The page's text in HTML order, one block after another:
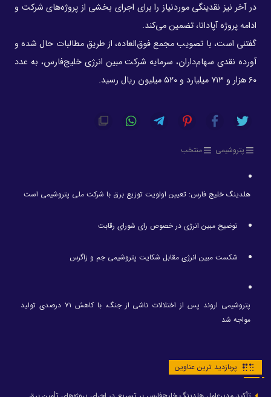
در آخر نیز نقدینگی موردنیاز را برای اجرای بخشی از پروژه‌های شرکت و
ادامه پروژه آپادانا، تضمین می‌کند.
گفتنی است، با تصویب مجمع فوق‌العاده، از طریق مطالبات حال شده و
آورده نقدی سهام‌داران، سرمایه شرکت مبین انرژی خلیج‌فارس، به عدد
۶۰ هزار و ۷۱۳ میلیارد و ۵۲۰ میلیون ریال رسید.
پتروشیمی منتخب
هلدینگ خلیج فارس: تعیین اولویت توزیع برق با شرکت ملی پتروشیمی است
توضیح مبین انرژی در خصوص رای شورای رقابت
شکست مبین انرژی مقابل شکایت پتروشیمی جم و زاگرس
پتروشیمی اروند پس از اختلالات ناشی از جنگ، با کاهش ۷۱ درصدی تولید
مواجه شد
پربازدید ترین عناوین